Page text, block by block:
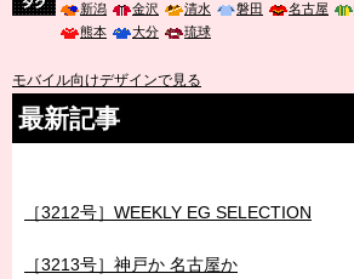
新潟
金沢 清水 磐田 名古屋
熊本
大分 琉球
モバイル向けデザインで見る
最新記事
［3212号］WEEKLY EG SELECTION
［3213号］神戸か 名古屋か